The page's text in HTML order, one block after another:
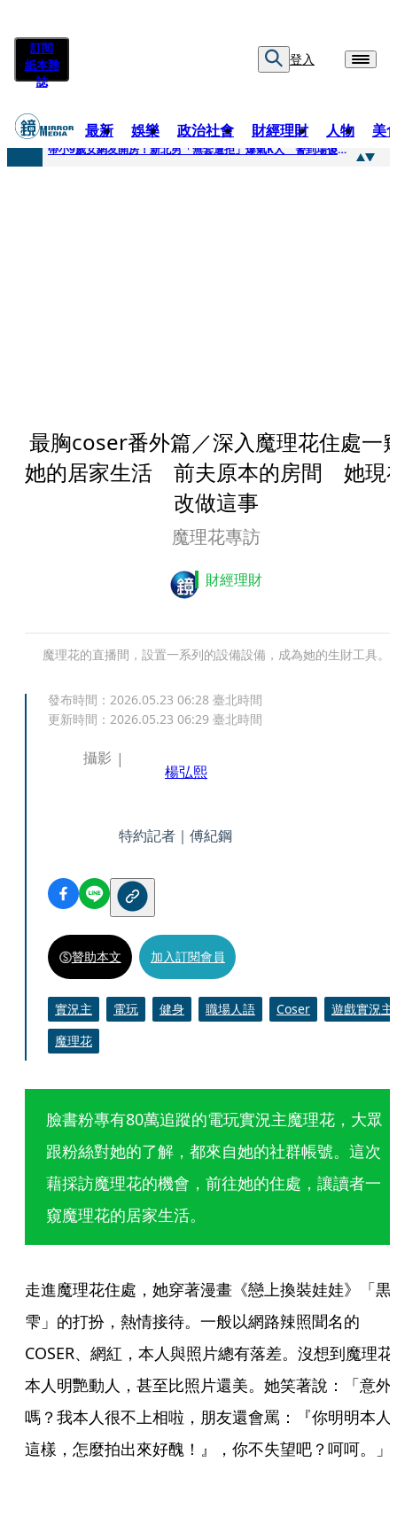
訂閱
紙本雜
誌
登入
最新 娛樂 政治社會 財經理財 人物 美
快訊
帶小9歲女網友開房！新北男「無套遭拒」爆氣K人 警到場傻眼搜到手銬、改造槍
最胸coser番外篇／深入魔理花住處一
她的居家生活 前夫原本的房間 她現
改做這事
魔理花專訪
財經理財
魔理花的直播間，設置一系列的設備設備，成為她的生財工具。
發布時間： 2026.05.23 06:28 臺北時間
更新時間： 2026.05.23 06:29 臺北時間
攝影
楊弘熙
特約記者｜傅紀鋼
贊助本文 加入訂閱會員
實況主 電玩 健身 職場人語 Coser
遊戲實況主
魔理花
臉書粉專有80萬追蹤的電玩實況主魔理花，大眾
跟粉絲對她的了解，都來自她的社群帳號。這次
藉採訪魔理花的機會，前往她的住處，讓讀者一
窺魔理花的居家生活。
走進魔理花住處，她穿著漫畫《戀上換裝娃娃》「黒
雫」的打扮，熱情接待。一般以網路辣照聞名的
COSER、網紅，本人與照片總有落差。沒想到魔理花
本人明艷動人，甚至比照片還美。她笑著說：「意外
嗎？我本人很不上相啦，朋友還會罵：『你明明本人
這樣，怎麼拍出來好醜！』，你不失望吧？呵呵。」